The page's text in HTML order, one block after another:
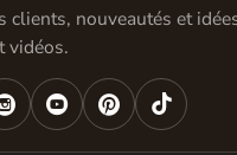
clients, nouveautés et
vidéos.
 